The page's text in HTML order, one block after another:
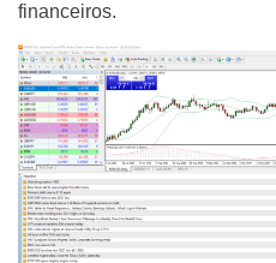
financeiros.